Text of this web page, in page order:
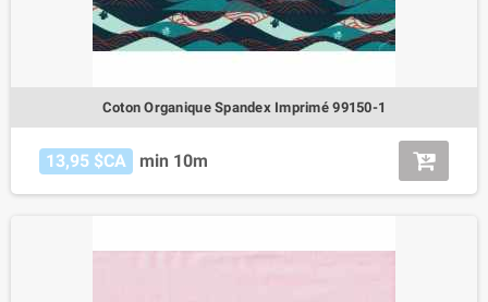
Coton Organique Spandex Imprimé 99150-1
13,95 $CA min 10m